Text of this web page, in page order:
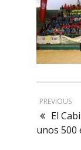
PREVIOUS
El
unos 500